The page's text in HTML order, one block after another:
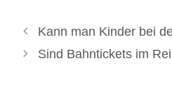
Kann man Kinder bei
Sind Bahntickets im